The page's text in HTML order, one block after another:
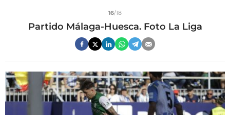
16/18
Partido Málaga-Huesca. Foto La Liga